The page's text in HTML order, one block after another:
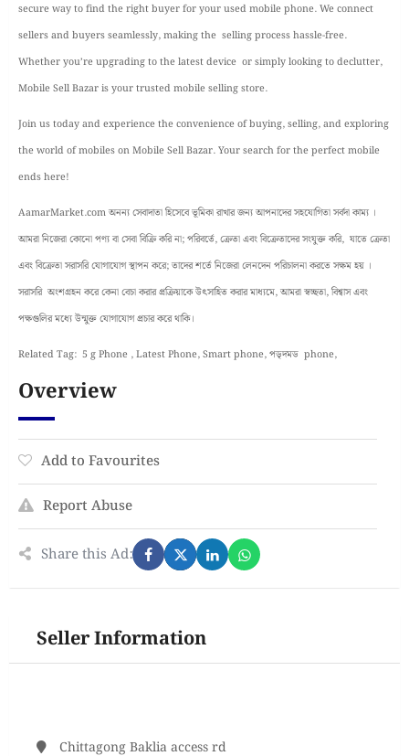
secure way to find the right buyer for your used mobile phone. We connect
sellers and buyers seamlessly, making the selling process hassle-free.
Whether you’re upgrading to the latest device or simply looking to declutter,
Mobile Sell Bazar is your trusted mobile selling store.
Join us today and experience the convenience of buying, selling, and exploring
the world of mobiles on Mobile Sell Bazar. Your search for the perfect mobile
ends here!
AamarMarket.com অনন্য সেবাদাতা হিসেবে ভূমিকা রাখার জন্য আপনাদের সহযোগিতা সর্বদা কাম্য ।
আমরা নিজেরা কোনো পণ্য বা সেবা বিক্রি করি না; পরিবর্তে, ক্রেতা এবং বিক্রেতাদের সংযুক্ত করি, যাতে ক্রেতা
এবং বিক্রেতা সরাসরি যোগাযোগ স্থাপন করে; তাদের শর্তে নিজেরা লেনদেন পরিচালনা করতে সক্ষম হয় ।
সরাসরি অংশগ্রহন করে কেনা বেচা করার প্রক্রিয়াকে উৎসাহিত করার মাধ্যমে, আমরা স্বচ্ছতা, বিশ্বাস এবং
পক্ষগুলির মধ্যে উন্মুক্ত যোগাযোগ প্রচার করে থাকি।
Related Tag: 5 g Phone , Latest Phone, Smart phone, পডৃদমড phone,
Overview
Add to Favourites
Report Abuse
Share this Ad:
Seller Information
Chittagong Baklia access rd